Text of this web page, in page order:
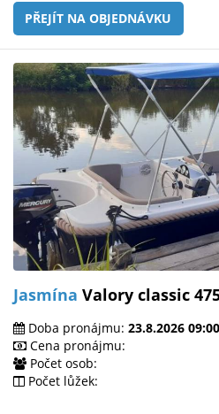
PŘEJÍT NA OBJEDNÁVKU
Jasmína Valory classic
Doba pronájmu: 23.8.2026
Cena pronájmu:
Počet osob:
Počet lůžek: